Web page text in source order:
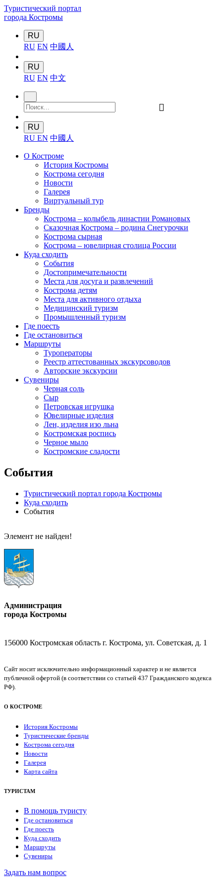
Туристический портал
города Костромы
RU
RU EN 中國人
RU
RU EN 中文
󰍉
RU
RU EN 中國人
О Костроме
История Костромы
Кострома сегодня
Новости
Галерея
Виртуальный тур
Бренды
Кострома – колыбель династии Романовых
Сказочная Кострома – родина Снегурочки
Кострома сырная
Кострома – ювелирная столица России
Куда сходить
События
Достопримечательности
Места для досуга и развлечений
Кострома детям
Места для активного отдыха
Медицинский туризм
Промышленный туризм
Где поесть
Где остановиться
Маршруты
Туроператоры
Реестр аттестованных экскурсоводов
Авторские экскурсии
Сувениры
Черная соль
Сыр
Петровская игрушка
Ювелирные изделия
Лен, изделия изо льна
Костромская роспись
Черное мыло
Костромские сладости
События
Туристический портал города Костромы
Куда сходить
События
Элемент не найден!
Администрация
города Костромы
156000 Костромская область г. Кострома, ул. Советская, д. 1
Сайт носит исключительно информационный характер и не является
публичной офертой (в соответствии со статьей 437 Гражданского кодекса
РФ).
О КОСТРОМЕ
История Костромы
Туристические бренды
Кострома сегодня
Новости
Галерея
Карта сайта
ТУРИСТАМ
В помощь туристу
Где остановиться
Где поесть
Куда сходить
Маршруты
Сувениры
Задать нам вопрос